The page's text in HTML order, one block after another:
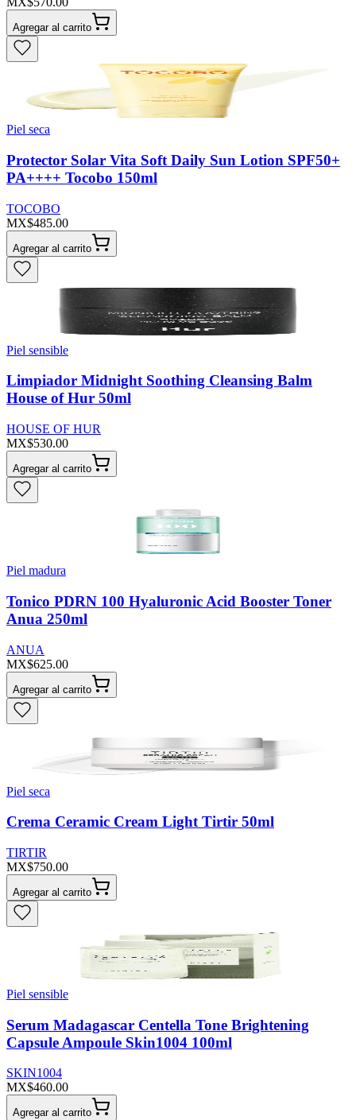
Agregar al carrito
Piel seca
Protector Solar Vita Soft Daily Sun Lotion SPF50+
PA++++ Tocobo 150ml
TOCOBO
MX$485.00
Agregar al carrito
Piel sensible
Limpiador Midnight Soothing Cleansing Balm
House of Hur 50ml
HOUSE OF HUR
MX$530.00
Agregar al carrito
Piel madura
Tonico PDRN 100 Hyaluronic Acid Booster Toner
Anua 250ml
ANUA
MX$625.00
Agregar al carrito
Piel seca
Crema Ceramic Cream Light Tirtir 50ml
TIRTIR
MX$750.00
Agregar al carrito
Piel sensible
Serum Madagascar Centella Tone Brightening
Capsule Ampoule Skin1004 100ml
SKIN1004
MX$460.00
Agregar al carrito